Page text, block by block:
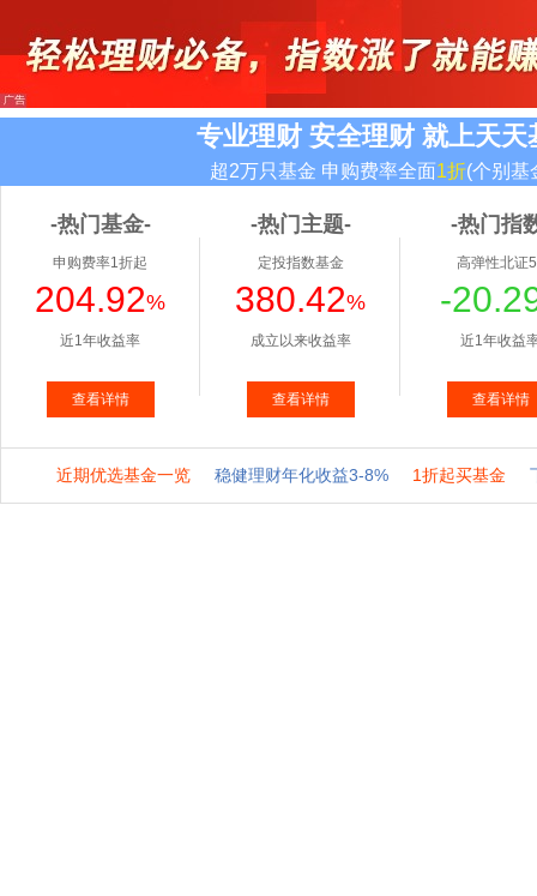
专业理财 安全理财 就上天天
超2万只基金 申购费率全面1折(个别基
-热门基金-
申购费率1折起
204.92%
近1年收益率
查看详情
-热门主题-
定投指数基金
380.42%
成立以来收益率
查看详情
-热门指
高弹性北证
-
近1年收益
查看详情
近期优选基金一览 稳健理财年化收益3-8% 1折起买基金